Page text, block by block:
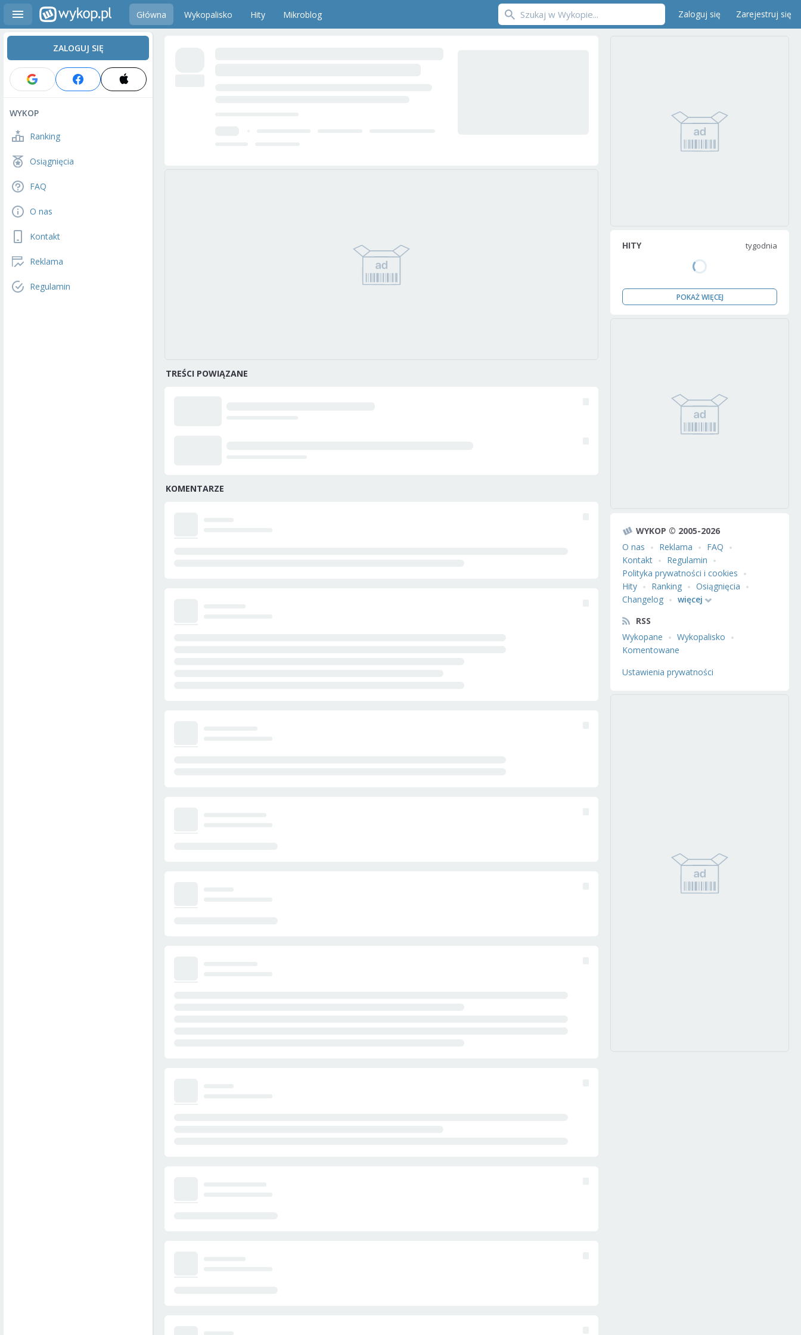
Główna Wykopalisko Hity Mikroblog Zaloguj się Zarejestruj się
ZALOGUJ SIĘ
WYKOP
Ranking
Osiągnięcia
FAQ
O nas
Kontakt
Reklama
Regulamin
TREŚCI POWIĄZANE
KOMENTARZE
HITY tygodnia
POKAŻ WIĘCEJ
WYKOP © 2005-2026
O nas
Reklama
FAQ
Kontakt
Regulamin
Polityka prywatności i cookies
Hity
Ranking
Osiągnięcia
Changelog
więcej
RSS
Wykopane
Wykopalisko
Komentowane
Ustawienia prywatności